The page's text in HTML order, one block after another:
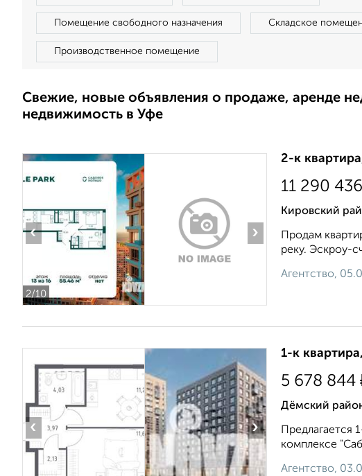
Помещение свободного назначения Складское
Производственное помещение
Свежие, новые объявления о продаже, аренде
недвижимость в Уфе
2/10
‹ ›
2-к
11 290 436
Кировский
Продам
реку. Эскроу-
Агентство,
‹ ›
1-к
5 678 844
Дёмский
Предлагается
комплексе
Агентство,